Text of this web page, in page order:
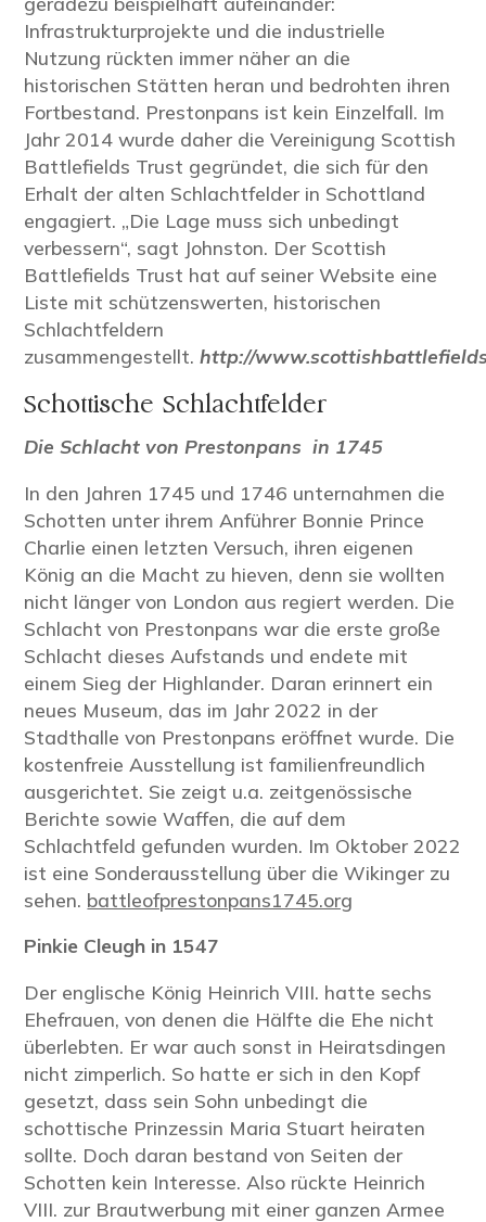
Infrastrukturprojekte und die industrielle
Nutzung rückten immer näher an die
historischen Stätten heran und bedrohten ihren
Fortbestand. Prestonpans ist kein Einzelfall. Im
Jahr 2014 wurde daher die Vereinigung Scottish
Battlefields Trust gegründet, die sich für den
Erhalt der alten Schlachtfelder in Schottland
engagiert. „Die Lage muss sich unbedingt
verbessern“, sagt Johnston. Der Scottish
Battlefields Trust hat auf seiner Website eine
Liste mit schützenswerten, historischen
Schlachtfeldern
zusammengestellt. http://
Schottische Schlachtfelder
Die Schlacht von Prestonpans in 1745
In den Jahren 1745 und 1746 unternahmen die
Schotten unter ihrem Anführer Bonnie Prince
Charlie einen letzten Versuch, ihren eigenen
König an die Macht zu hieven, denn sie wollten
nicht länger von London aus regiert werden. Die
Schlacht von Prestonpans war die erste große
Schlacht dieses Aufstands und endete mit
einem Sieg der Highlander. Daran erinnert ein
neues Museum, das im Jahr 2022 in der
Stadthalle von Prestonpans eröffnet wurde. Die
kostenfreie Ausstellung ist familienfreundlich
ausgerichtet. Sie zeigt u.a. zeitgenössische
Berichte sowie Waffen, die auf dem
Schlachtfeld gefunden wurden. Im Oktober 2022
ist eine Sonderausstellung über die Wikinger zu
sehen. battleofprestonpans1745.org
Pinkie Cleugh in 1547
Der englische König Heinrich VIII. hatte sechs
Ehefrauen, von denen die Hälfte die Ehe nicht
überlebten. Er war auch sonst in Heiratsdingen
nicht zimperlich. So hatte er sich in den Kopf
gesetzt, dass sein Sohn unbedingt die
schottische Prinzessin Maria Stuart heiraten
sollte. Doch daran bestand von Seiten der
Schotten kein Interesse. Also rückte Heinrich
VIII. zur Brautwerbung mit einer ganzen Armee